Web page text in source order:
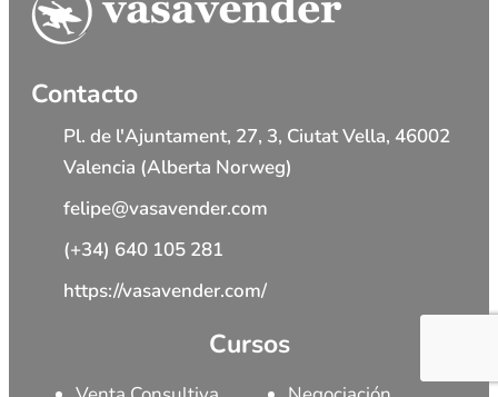
Contacto
Pl. de l'Ajuntament, 27, 3, Ciutat Vella, 46002
Valencia (Alberta Norweg)
felipe@vasavender.com
(+34) 640 105 281
https://vasavender.com/
Cursos